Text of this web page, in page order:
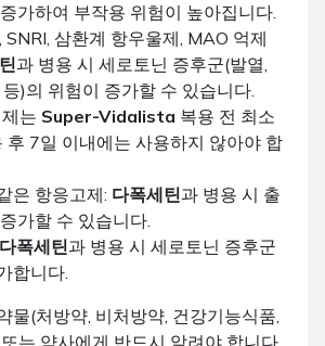
가하여 부작용 위험이 높아집니다.
SNRI, 삼환계 항우울제, MAO 억제
과 병용 시 세로토닌 증후군(발열,
)의 위험이 증가할 수 있습니다.
는 Super-Vidalista 복용 전 최소
후 7일 이내에는 사용하지 않아야 합
은 항응고제: 다폭세틴과 병용 시 출
가할 수 있습니다.
다폭세틴과 병용 시 세로토닌 증후군
합니다.
물(처방약, 비처방약, 건강기능식품,